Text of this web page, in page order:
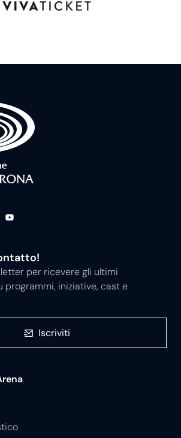
per ricevere gli ultimi
programmi, iniziative, cast e
Iscriviti